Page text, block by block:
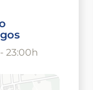
23:00h